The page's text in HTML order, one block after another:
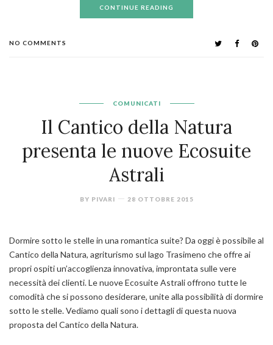
CONTINUE READING
NO COMMENTS
COMUNICATI
Il Cantico della Natura
presenta le nuove Ecosuite
Astrali
BY PIVARI 28 OTTOBRE 2015
Dormire sotto le stelle in una romantica suite? Da oggi è possibile al
Cantico della Natura, agriturismo sul lago Trasimeno che offre ai
propri ospiti un’accoglienza innovativa, improntata sulle vere
necessità dei clienti. Le nuove Ecosuite Astrali offrono tutte le
comodità che si possono desiderare, unite alla possibilità di dormire
sotto le stelle. Vediamo quali sono i dettagli di questa nuova
proposta del Cantico della Natura.